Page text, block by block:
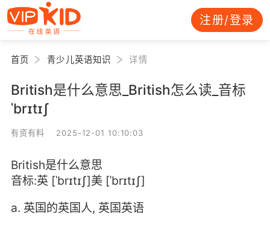
注册/登录
首页 青少儿英语知识 详情
British是什么意思_British怎么读_音标
ˈbrɪtɪʃ
有资有料 2025-12-01 10:10:03
British是什么意思
音标:英 [ˈbrɪtɪʃ]美 [ˈbrɪtɪʃ]
a. 英国的英国人, 英国英语